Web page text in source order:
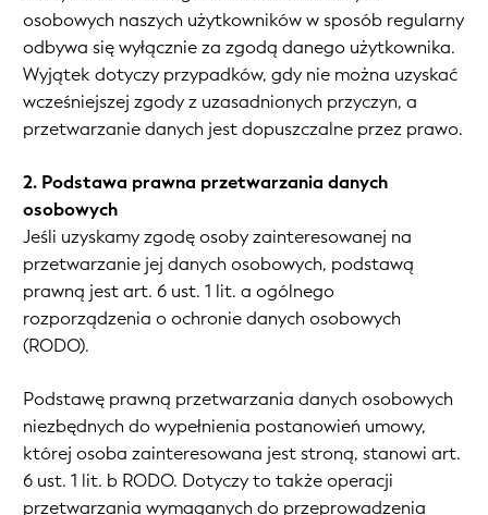
osobowych naszych użytkowników w sposób regularny
odbywa się wyłącznie za zgodą danego użytkownika.
Wyjątek dotyczy przypadków, gdy nie można uzyskać
wcześniejszej zgody z uzasadnionych przyczyn, a
przetwarzanie danych jest dopuszczalne przez prawo.
2. Podstawa prawna przetwarzania danych
osobowych
Jeśli uzyskamy zgodę osoby zainteresowanej na
przetwarzanie jej danych osobowych, podstawą
prawną jest art. 6 ust. 1 lit. a ogólnego
rozporządzenia o ochronie danych osobowych
(RODO).
Podstawę prawną przetwarzania danych osobowych
niezbędnych do wypełnienia postanowień umowy,
której osoba zainteresowana jest stroną, stanowi art.
6 ust. 1 lit. b RODO. Dotyczy to także operacji
przetwarzania wymaganych do przeprowadzenia